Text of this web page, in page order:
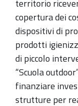
territorio
copertura dei
dispositivi di
prodotti
di piccolo
“Scuola
finanziare
strutture per